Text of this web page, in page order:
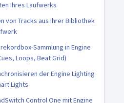
Ihres Laufwerks
von Tracks aus Ihrer Bibliothek
Sammlung in Engine
Loops, Beat Grid)
der Engine Lighting
Lights
Control One mit Engine